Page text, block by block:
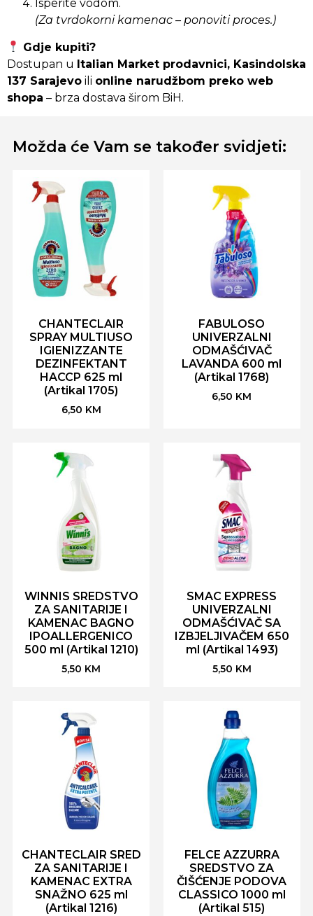
Isperite vodom.
(Za tvrdokorni kamenac – ponoviti proces.)
Gdje kupiti?
Dostupan u Italian Market prodavnici, Kasindolska
137 Sarajevo ili online narudžbom preko web
shopa – brza dostava širom BiH.
Možda će Vam se također svidjeti:
CHANTECLAIR
SPRAY MULTIUSO
IGIENIZZANTE
DEZINFEKTANT
HACCP 625 ml
(Artikal 1705)
6,50 KM
FABULOSO
UNIVERZALNI
ODMAŠĆIVAČ
LAVANDA 600 ml
(Artikal 1768)
6,50 KM
WINNIS SREDSTVO
ZA SANITARIJE I
KAMENAC BAGNO
IPOALLERGENICO
500 ml (Artikal 1210)
5,50 KM
SMAC EXPRESS
UNIVERZALNI
ODMAŠĆIVAČ SA
IZBJELJIVAČEM 650
ml (Artikal 1493)
5,50 KM
CHANTECLAIR SRED
ZA SANITARIJE I
KAMENAC EXTRA
SNAŽNO 625 ml
(Artikal 1216)
FELCE AZZURRA
SREDSTVO ZA
ČIŠĆENJE PODOVA
CLASSICO 1000 ml
(Artikal 515)